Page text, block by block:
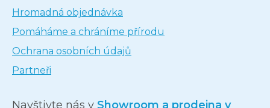
Hromadná objednávka
Pomáháme a chráníme přírodu
Ochrana osobních údajů
Partneři
Navštivte nás v Showroom a prodejna v